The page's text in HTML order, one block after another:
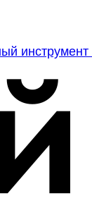
инструмент